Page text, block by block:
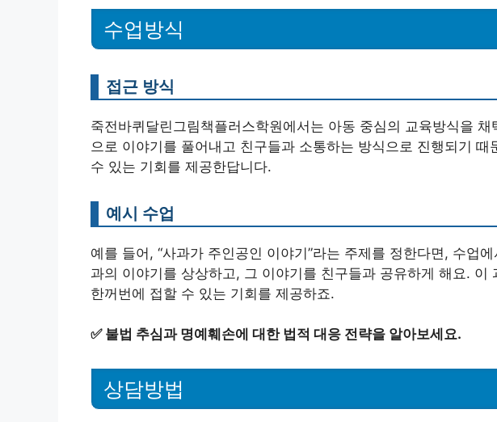
수업방식
접근 방식
죽전바퀴달린그림책플러스학원에서는 아동 중심의 교육방식을
으로 이야기를 풀어내고 친구들과 소통하는 방식으로 진행되기
수 있는 기회를 제공한답니다.
예시 수업
예를 들어, “사과가 주인공인 이야기”라는 주제를 정한다면, 수업
과의 이야기를 상상하고, 그 이야기를 친구들과 공유하게 해요. 이
한꺼번에 접할 수 있는 기회를 제공하죠.
✅ 불법 추심과 명예훼손에 대한 법적 대응 전략을 알아보세요.
상담방법